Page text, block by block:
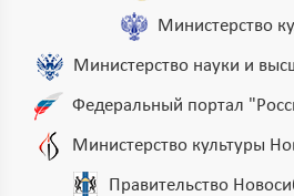
Министерство
Министерство науки и
Федеральный портал
Министерство культуры
Правительство